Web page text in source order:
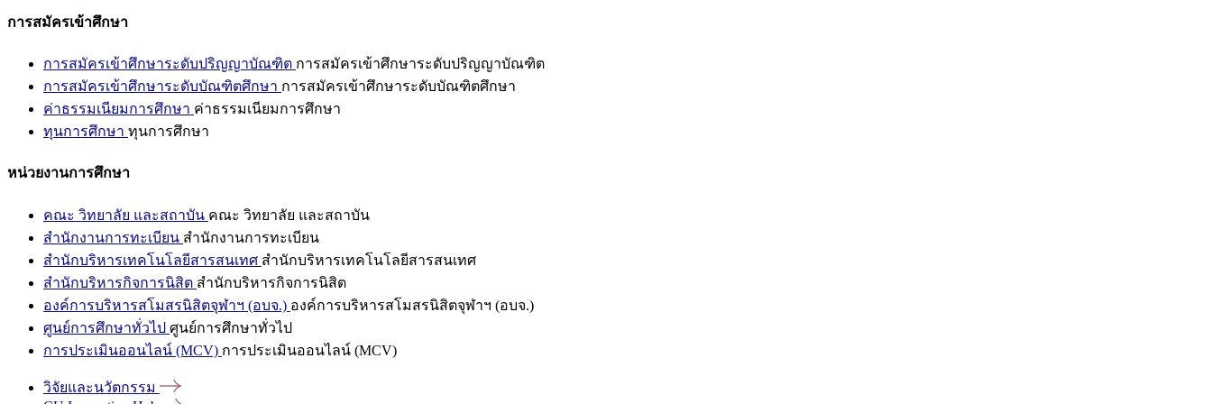
การสมัครเข้าศึกษา
การสมัครเข้าศึกษาระดับปริญญาบัณฑิต การสมัครเข้าศึกษาระดับปริญญาบัณฑิต
การสมัครเข้าศึกษาระดับบัณฑิตศึกษา การสมัครเข้าศึกษาระดับบัณฑิตศึกษา
ค่าธรรมเนียมการศึกษา ค่าธรรมเนียมการศึกษา
ทุนการศึกษา ทุนการศึกษา
หน่วยงานการศึกษา
คณะ วิทยาลัย และสถาบัน คณะ วิทยาลัย และสถาบัน
สำนักงานการทะเบียน สำนักงานการทะเบียน
สำนักบริหารเทคโนโลยีสารสนเทศ สำนักบริหารเทคโนโลยีสารสนเทศ
สำนักบริหารกิจการนิสิต สำนักบริหารกิจการนิสิต
องค์การบริหารสโมสรนิสิตจุฬาฯ (อบจ.) องค์การบริหารสโมสรนิสิตจุฬาฯ (อบจ.)
ศูนย์การศึกษาทั่วไป ศูนย์การศึกษาทั่วไป
การประเมินออนไลน์ (MCV) การประเมินออนไลน์ (MCV)
วิจัยและนวัตกรรม